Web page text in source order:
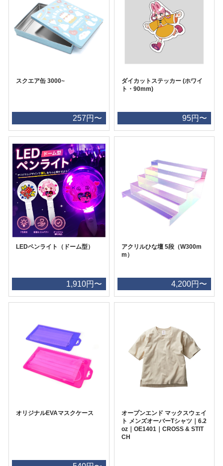
スクエア缶 3000~
257円〜
ダイカットステッカー (ホワイ
ト・90mm)
95円〜
LEDペンライト（ドーム型）
1,910円〜
アクリルひな壇 5段（W300m
m）
4,200円〜
オリジナルEVAマスクケース
オープンエンド マックスウェイ
ト メンズオーバーTシャツ｜6.2
oz｜OE1401｜CROSS & STIT
CH